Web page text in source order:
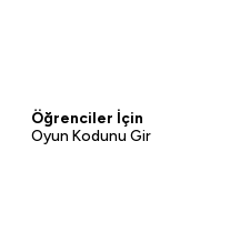
Öğrenciler İçin
Oyun Kodunu Gir